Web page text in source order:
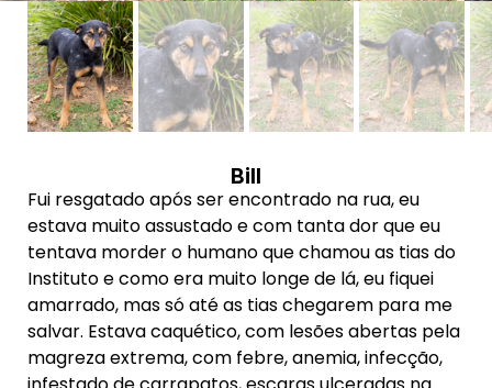
Bill
Fui resgatado após ser encontrado na rua, eu
estava muito assustado e com tanta dor que eu
tentava morder o humano que chamou as tias do
Instituto e como era muito longe de lá, eu fiquei
amarrado, mas só até as tias chegarem para me
salvar. Estavacaquético, com lesões abertas pela
magreza extrema, com febre,anemia, infecção,